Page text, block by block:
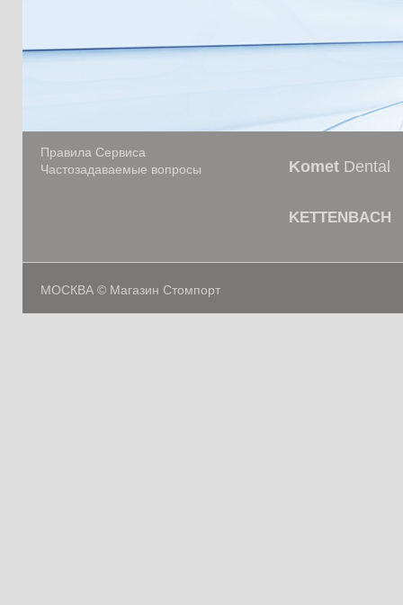
Правила Сервиса
Частозадаваемые вопросы
Komet Dental
KETTENBACH
МОСКВА © Магазин Стомпорт